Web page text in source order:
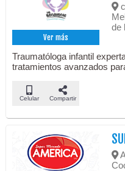
Ver más
de
Traumatóloga infantil
tratamientos avanzados
Celular Compartir